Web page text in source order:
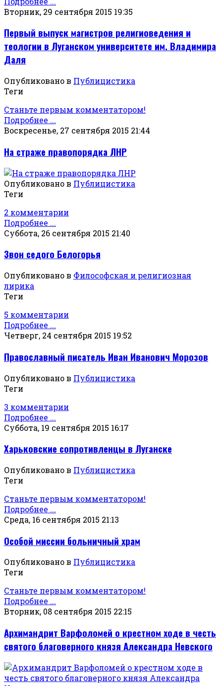
Вторник, 29 сентября 2015 19:35
Первый выпуск магистров религиоведения и
теологии в Луганском университете им. Владимира
Даля
Опубликовано в Публицистика
Теги
Станьте первым комментатором!
Подробнее ...
Воскресенье, 27 сентября 2015 21:44
На страже правопорядка ЛНР
Опубликовано в Публицистика
Теги
2 комментарии
Подробнее ...
Суббота, 26 сентября 2015 21:40
Звон седого Белогорья
Опубликовано в Философская и религиозная
лирика
Теги
5 комментарии
Подробнее ...
Четверг, 24 сентября 2015 19:52
Православный писатель Иван Иванович Морозов
Опубликовано в Публицистика
Теги
3 комментарии
Подробнее ...
Суббота, 19 сентября 2015 16:17
Харьковские сопротивленцы в Луганске
Опубликовано в Публицистика
Теги
Станьте первым комментатором!
Подробнее ...
Среда, 16 сентября 2015 21:13
Особой миссии больничный храм
Опубликовано в Публицистика
Теги
Станьте первым комментатором!
Подробнее ...
Вторник, 08 сентября 2015 22:15
Архимандрит Варфоломей о крестном ходе в честь
святого благоверного князя Александра Невского